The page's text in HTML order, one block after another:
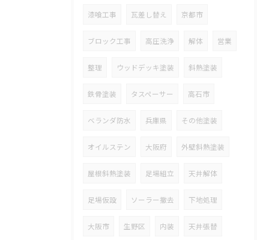
漆喰工事 瓦差し替え 京都市
ブロック工事 高圧洗浄 解体 営業
整理 ウッドデッキ塗装 斜熱塗装
鉄骨塗装 タスペーサー 高石市
ベランダ防水 兵庫県 その他塗装
オイルステン 大阪府 外壁斜熱塗装
屋根斜熱塗装 足場組立 天井解体
足場仮設 ソーラー撤去 下地処理
大阪市 生野区 内装 天井張替